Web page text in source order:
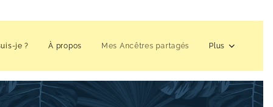
je ? À propos Mes Ancêtres partagés Plus